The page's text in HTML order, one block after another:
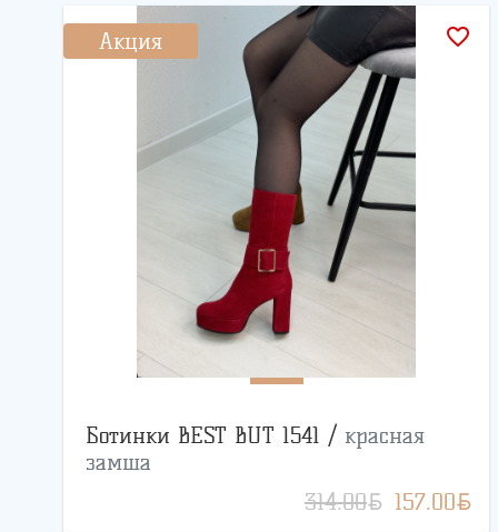
Акция favorite_border
Ботинки BEST BUT 1541 / красная
замша
314.00BYN 157.00BYN